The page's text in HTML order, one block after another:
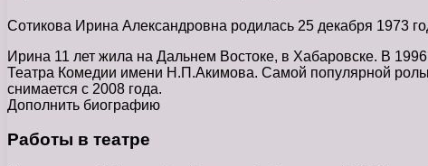
Сотикова Ирина Александровна родилась 25 декабря 1973
Ирина 11 лет жила на Дальнем Востоке, в Хабаровске. В
Театра Комедии имени Н.П.Акимова. Самой популярной
снимается с 2008 года.
Дополнить биографию
Работы в театре